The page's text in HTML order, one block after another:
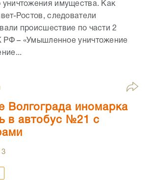
имущества. Как
Ростов, следователи
происшествие по части 2
РФ – «Умышленное уничтожение
Волгограда иномарка
в автобус №21 с